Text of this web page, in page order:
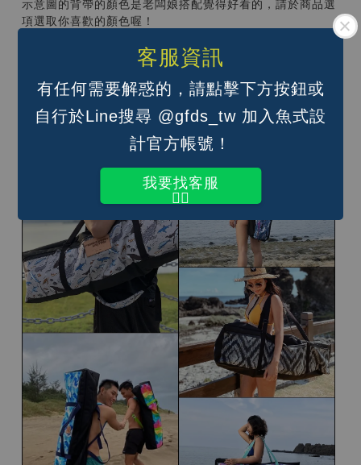
客服資訊
有任何需要解惑的，請點擊下方按鈕或
自行於Line搜尋 @gfds_tw 加入魚式設
計官方帳號！
我要找客服
👆🏽
示意圖的背帶的顏色是老闆娘搭配覺得好看的，請於商品選
項選取你喜歡的顏色喔！
雙肩後背（背面還有兩條蓬軟舒適的背帶，不是雙肩背那兩
條喔）；
手提（單肩背帶調到最短即可）